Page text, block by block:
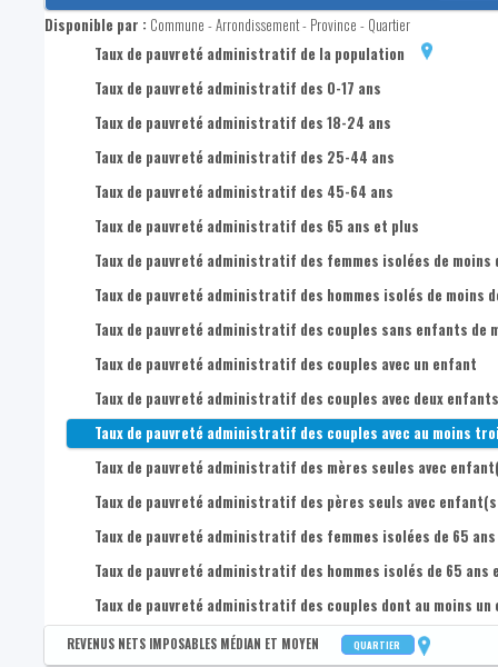
Revenus primaires par habitant
Médian du revenu administratif disponible équivalent de la
1er quartile du revenu administratif disponible équivalent de
3e quartile du revenu administratif disponible équivalent de
Médian du revenu administratif disponible équivalent des 0-
1er quartile du revenu administratif disponible équivalent
3e quartile du revenu administratif disponible équivalent des
Médian du revenu administratif disponible équivalent des 18-
1er quartile du revenu administratif disponible équivalent
3e quartile du revenu administratif disponible équivalent des
Médian du revenu administratif disponible équivalent des
1er quartile du revenu administratif disponible équivalent
3e quartile du revenu administratif disponible équivalent
Médian du revenu administratif disponible équivalent des
1er quartile du revenu administratif disponible équivalent
3e quartile du revenu administratif disponible équivalent
Médian du revenu administratif disponible équivalent des 65
1er quartile du revenu administratif disponible équivalent
3e quartile du revenu administratif disponible équivalent
Médian du revenu administratif disponible équivalent des
Disponible par : Commune - Arrondissement - Province - Quartier
Taux de pauvreté administratif de la population
Taux de pauvreté administratif des 0-17 ans
Taux de pauvreté administratif des 18-24 ans
Taux de pauvreté administratif des 25-44 ans
Taux de pauvreté administratif des 45-64 ans
Taux de pauvreté administratif des 65 ans et plus
Taux de pauvreté administratif des femmes isolées de moins
Taux de pauvreté administratif des hommes isolés de moins
Taux de pauvreté administratif des couples sans enfants de
Taux de pauvreté administratif des couples avec un enfant
Taux de pauvreté administratif des couples avec deux enfants
Taux de pauvreté administratif des couples avec au moins
Taux de pauvreté administratif des mères seules avec
Taux de pauvreté administratif des pères seuls avec
Taux de pauvreté administratif des femmes isolées de 65
Taux de pauvreté administratif des hommes isolés de 65 ans
Taux de pauvreté administratif des couples dont au moins un
REVENUS NETS IMPOSABLES MÉDIAN ET MOYEN QUARTIER